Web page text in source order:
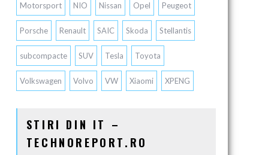
Motorsport NIO Nissan Opel Peugeot
Porsche Renault SAIC Skoda Stellantis
subcompacte SUV Tesla Toyota
Volkswagen Volvo VW Xiaomi XPENG
STIRI DIN IT –
TECHNOREPORT.RO